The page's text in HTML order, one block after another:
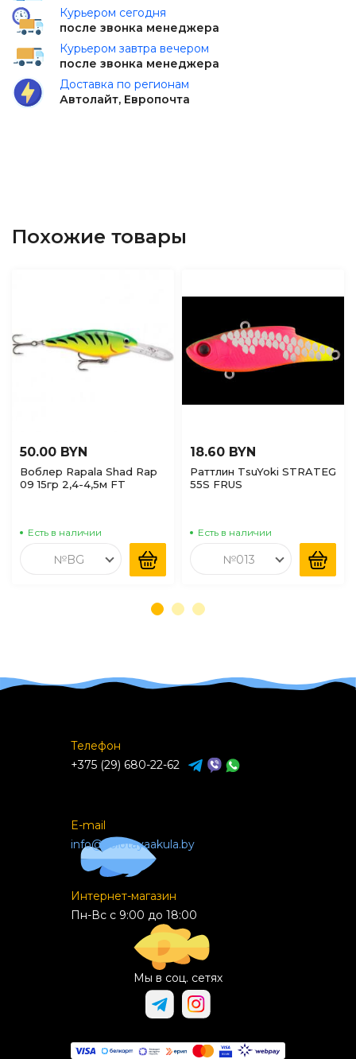
Курьером сегодня
после звонка менеджера
Курьером завтра вечером
после звонка менеджера
Доставка по регионам
Автолайт, Европочта
Похожие товары
50.00 BYN
Воблер Rapala Shad Rap
09 15гр 2,4-4,5м FT
Есть в наличии
№BG
18.60 BYN
Раттлин TsuYoki STRATEG
55S FRUS
Есть в наличии
№013
Телефон
+375 (29) 680-22-62
E-mail
info@zolotayaakula.by
Интернет-магазин
Пн-Вс с 9:00 до 18:00
Мы в соц. сетях